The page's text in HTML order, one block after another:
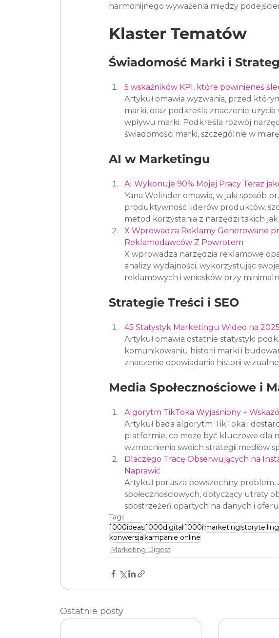
harmonijnego wyważenia między
Klaster Tematów
Świadomość Marki i
5 wskaźników KPI, które powinieneś
Artykuł omawia wyzwania, przed
marki, oraz podkreśla znaczenie
wpływu marki. Podkreśla rozwój
świadomości marki, szczególnie w
AI w Marketingu
AI Wykonuje 90% Mojej Pracy Teraz
Yana Welinder omawia, w jaki sposób
produktywność liderów produktów,
metod korzystania z narzędzi takich
X Wprowadza Reklamy Generowane
Reklamodawców Z Powrotem
X wprowadza narzędzia reklamowe
analizy wydajności, wykorzystując
reklamowych i wniosków przy
Strategie Treści i SEO
45 Statystyk Marketingu Wideo na
Artykuł omawia ostatnie statystyki
komunikowaniu historii marki i
znaczenie opowiadania historii
Media Społecznościowe i
Algorytm TikToka Wyjaśniony +
Artykuł bada algorytm TikToka i
platformie, co może być kluczowe dla
wzmocnienia swoich strategii mediów
Dlaczego Tracę Obserwujących na
Naprawić
Artykuł porusza powszechny
społecznościowych, dotyczący utraty
spostrzeżeń opartych na danych i
Tagi:
1000ideas1000digital1000imarketingstorytelling
konwersjakampanie online
Marketing Digest
Ostatnie posty